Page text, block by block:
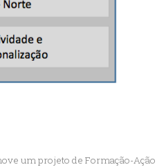
um projeto de Formação-Ação